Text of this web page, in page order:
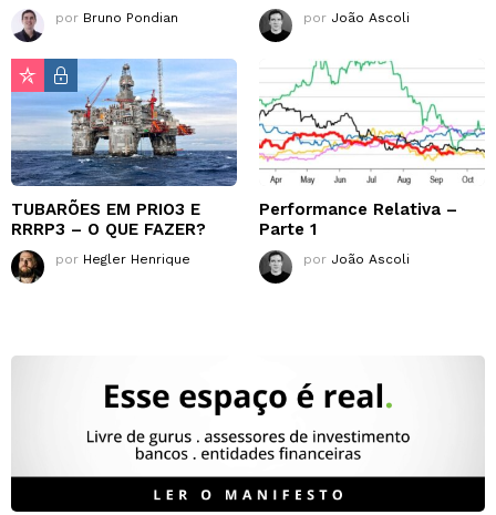
por Bruno Pondian por João Ascoli
TUBARÕES EM PRIO3 E
RRRP3 – O QUE FAZER?
por Hegler Henrique
Performance Relativa –
Parte 1
por João Ascoli